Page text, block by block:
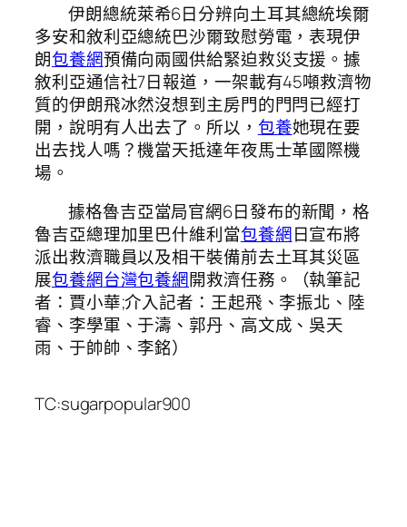
伊朗總統萊希6日分辨向土耳其總統埃爾
多安和敘利亞總統巴沙爾致慰勞電，表現伊
朗包養網預備向兩國供給緊迫救災支援。據
敘利亞通信社7日報道，一架載有45噸救濟物
質的伊朗飛冰然沒想到主房門的門閂已經打
開，說明有人出去了。所以， 包養她現在要
出去找人嗎？機當天抵達年夜馬士革國際機
場。
據格魯吉亞當局官網6日發布的新聞，格
魯吉亞總理加里巴什維利當包養網日宣布將
派出救濟職員以及相干裝備前去土耳其災區
展包養網台灣包養網開救濟任務。（執筆記
者：賈小華;介入記者：王起飛、李振北、陸
睿、李學軍、于濤、郭丹、高文成、吳天
雨、于帥帥、李銘）
TC:sugarpopular900